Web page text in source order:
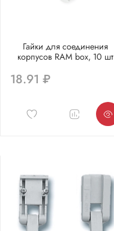
Гайки для соединения
корпусов RAM box, 10 шт
18.91 ₽